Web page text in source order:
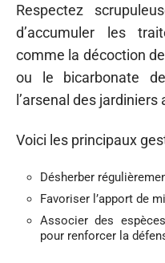
Respectez
d’accumuler les
comme la décoction
ou le bicarbonate
l’arsenal des jardiniers
Voici les principaux
Désherber
Favoriser l’apport de
Associer des
pour renforcer la